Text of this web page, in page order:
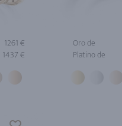
1261 €
1437 €
Oro de
Platino de